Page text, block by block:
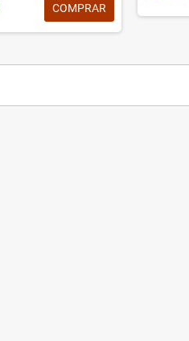
COMPRAR